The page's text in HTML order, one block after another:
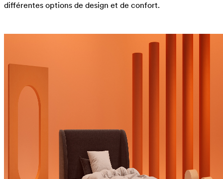
différentes options de design et de confort.